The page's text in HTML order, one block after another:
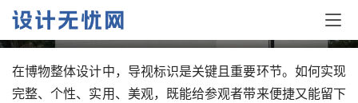
6个博物馆导视系统设计
在博物整体设计中，导视标识是关键且重要环节。如何实现
完整、个性、实用、美观，既能给参观者带来便捷又能留下